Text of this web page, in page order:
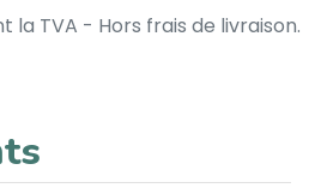
la TVA - Hors frais de livraison.